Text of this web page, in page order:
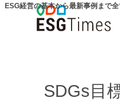
ESG経営の基本から最新事例まで
SDGs目